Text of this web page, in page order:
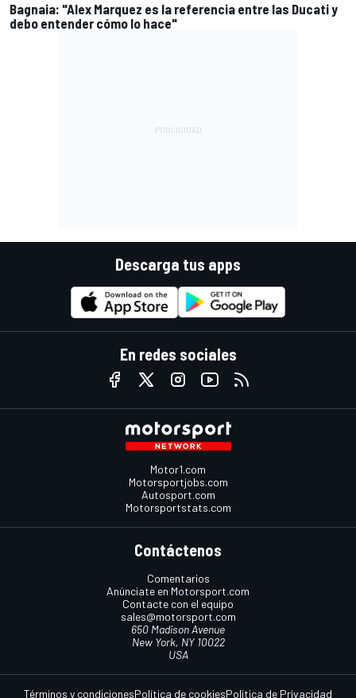
Bagnaia: "Alex Marquez es la referencia entre las Ducati y
debo entender cómo lo hace"
Descarga tus apps
En redes sociales
Motor1.com
Motorsportjobs.com
Autosport.com
Motorsportstats.com
Contáctenos
Comentarios
Anúnciate en Motorsport.com
Contacte con el equipo
sales@motorsport.com
650 Madison Avenue
New York, NY 10022
USA
Términos y condicionesPolítica de cookiesPolítica de Privacidad